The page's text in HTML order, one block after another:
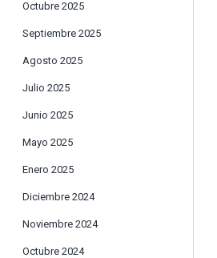
Octubre 2025
Septiembre 2025
Agosto 2025
Julio 2025
Junio 2025
Mayo 2025
Enero 2025
Diciembre 2024
Noviembre 2024
Octubre 2024